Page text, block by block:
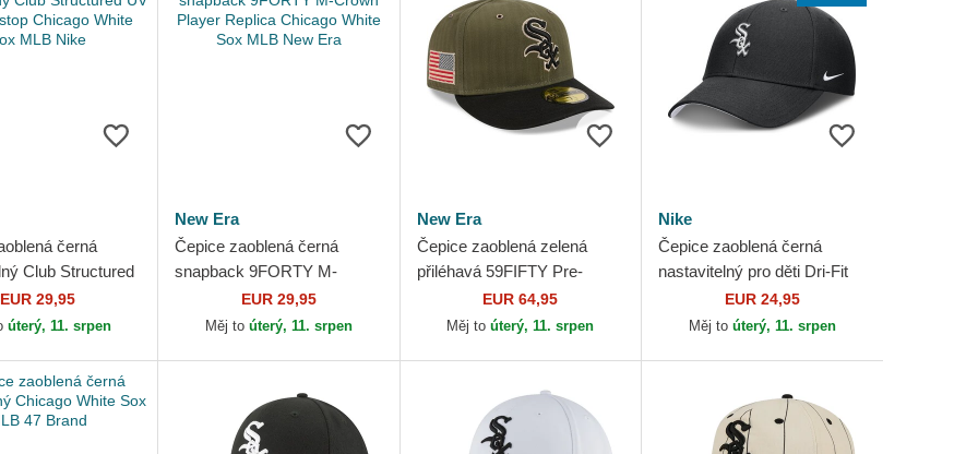
černá
Club Structured
Chicago
MLB Nike
EUR 29,95
úterý, 11. srpen
New Era
Čepice zaoblená černá
snapback 9FORTY M-
Crown Player Replica
Chicago White Sox MLB
EUR 29,95
Měj to úterý, 11. srpen
New Era
Čepice zaoblená zelená
přiléhavá 59FIFTY Pre-
Curved American
Herringbone Chicago White
EUR 64,95
Měj toúterý, 11. srpen
Nike
Čepice zaoblená černá
nastavitelný pro děti Dri-Fit
Club Structured Chicago
White Sox MLB Nike
EUR 24,95
Měj to úterý, 11. srpen